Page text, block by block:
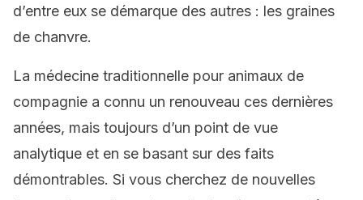
d’entre eux se démarque des autres : les graines
de chanvre.
La médecine traditionnelle pour animaux de
compagnie a connu un renouveau ces dernières
années, mais toujours d’un point de vue
analytique et en se basant sur des faits
démontrables. Si vous cherchez de nouvelles